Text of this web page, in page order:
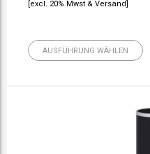
[excl. 20% Mwst & Versand]
AUSFÜHRUNG WÄHLEN